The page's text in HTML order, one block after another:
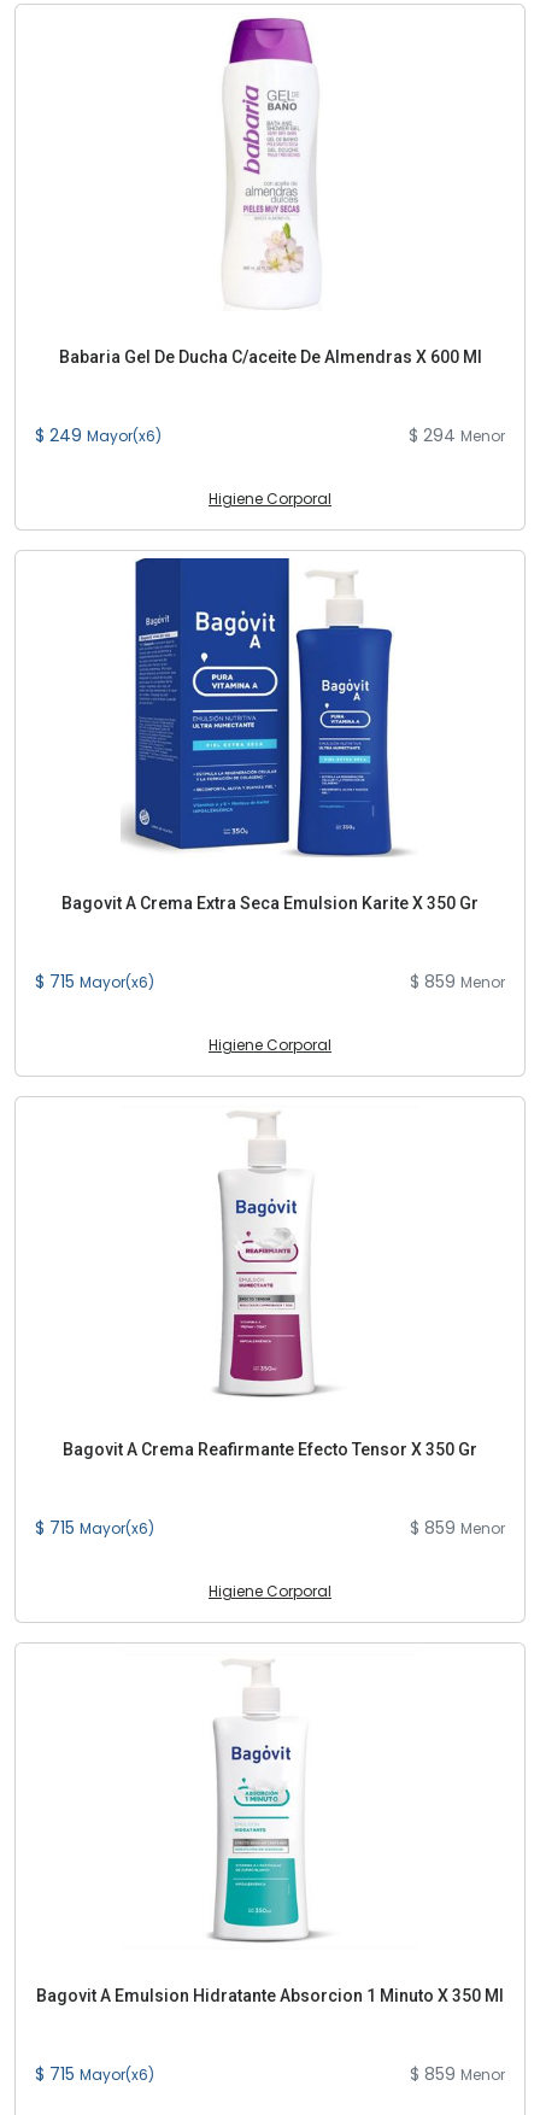
Babaria Gel De Ducha C/aceite De Almendras X 600 Ml
$ 249 Mayor(x6) $ 294 Menor
Higiene Corporal
Bagovit A Crema Extra Seca Emulsion Karite X 350 Gr
$ 715 Mayor(x6) $ 859 Menor
Higiene Corporal
Bagovit A Crema Reafirmante Efecto Tensor X 350 Gr
$ 715 Mayor(x6) $ 859 Menor
Higiene Corporal
Bagovit A Emulsion Hidratante Absorcion 1 Minuto X 350 Ml
$ 715 Mayor(x6) $ 859 Menor